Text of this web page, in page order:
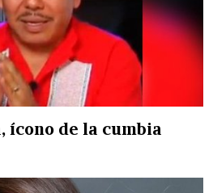
ícono de la cumbia